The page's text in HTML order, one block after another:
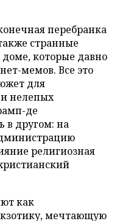
перебранка
странные
которые давно
мемов. Все это
для
нелепых
де
в другом: на
религиозная
как
мечтающую